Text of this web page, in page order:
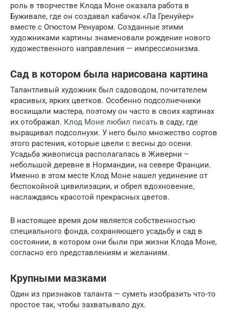
роль в творчестве Клода Моне оказала работа в
Буживале, где он создавал кабачок «Ла Гренуйер»
вместе с Огюстом Ренуаром. Созданные этими
художниками картины знаменовали рождение нового
художественного направления — импрессионизма.
Сад в котором была нарисована картина
Талантливый художник был садоводом, почитателем
красивых, ярких цветков. Особенно подсолнечники
восхищали мастера, поэтому он часто в своих картинах
их отображал. Клод Моне любил писать в саду, где
выращивал подсолнухи. У него было множество сортов
этого растения, которые цвели с весны до осени.
Усадьба живописца располагалась в Живерни –
небольшой деревне в Нормандии, на севере Франции.
Именно в этом месте Клод Моне нашел уединение от
беспокойной цивилизации, и обрел вдохновение,
наслаждаясь красотой прекрасных цветов.
В настоящее время дом является собственностью
специального фонда, сохраняющего усадьбу и сад в
состоянии, в котором они были при жизни Клода Моне,
согласно его представлениям и желаниям.
Крупными мазками
Один из признаков таланта — суметь изобразить что-то
простое так, чтобы захватывало дух.